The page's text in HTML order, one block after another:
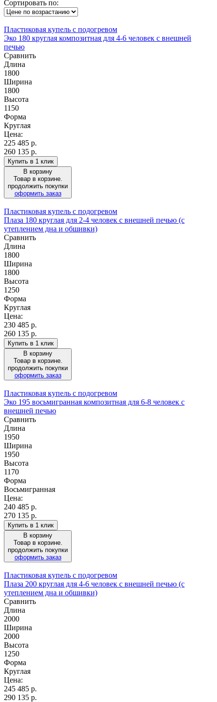
Сортировать по:
Пластиковая купель с подогревом
Эко 180 круглая композитная для 4-6 человек с внешней
печью
Сравнить
Длина
1800
Ширина
1800
Высота
1150
Форма
Круглая
Цена:
225 485 р.
260 135 р.
Купить в 1 клик
В корзину
Товар в корзине.
продолжить покупки
оформить заказ
Пластиковая купель с подогревом
Плаза 180 круглая для 2-4 человек с внешней печью (с
утеплением дна и обшивки)
Сравнить
Длина
1800
Ширина
1800
Высота
1250
Форма
Круглая
Цена:
230 485 р.
260 135 р.
Купить в 1 клик
В корзину
Товар в корзине.
продолжить покупки
оформить заказ
Пластиковая купель с подогревом
Эко 195 восьмигранная композитная для 6-8 человек с
внешней печью
Сравнить
Длина
1950
Ширина
1950
Высота
1170
Форма
Восьмигранная
Цена:
240 485 р.
270 135 р.
Купить в 1 клик
В корзину
Товар в корзине.
продолжить покупки
оформить заказ
Пластиковая купель с подогревом
Плаза 200 круглая для 4-6 человек с внешней печью (с
утеплением дна и обшивки)
Сравнить
Длина
2000
Ширина
2000
Высота
1250
Форма
Круглая
Цена:
245 485 р.
290 135 р.